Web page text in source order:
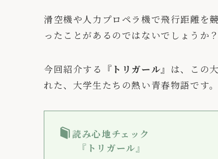
滑空機や人力プロペラ機で飛行距離を
ったことがあるのではないでしょうか？
今回紹介する 『トリガール』 は、この
れた、大学生たちの熱い青春物語です。
読み心地チェック
『トリガール』